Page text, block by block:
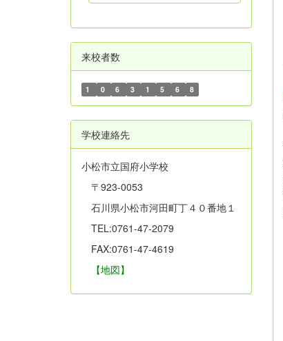
来校者数
1 0 6 3 1 5 6 8
学校連絡先
小松市立国府小学校
〒923-0053
石川県小松市河田町丁４０番地１
TEL:0761-47-2079
FAX:0761-47-4619
【地図】